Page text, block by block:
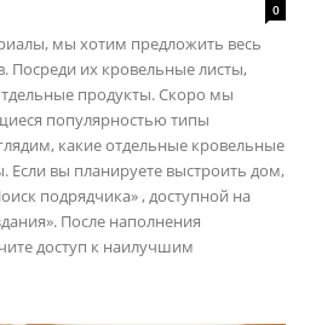
0
мы хотим предложить весь
Посреди их кровельные листы,
продукты. Скоро мы
популярностью типы
какие отдельные кровельные
Если вы планируете выстроить дом,
подрядчика» , доступной на
После наполнения
доступ к наилучшим